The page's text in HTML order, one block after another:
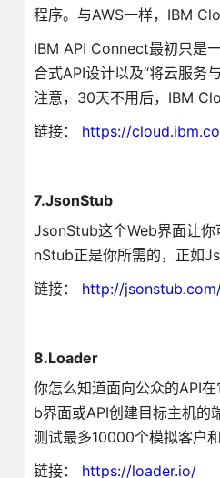
程序。与AWS一样，IBM
IBM API Connect最初只是
合式API设计以及“将云服
注意，30天不用后，IBM
链接： https://
7.JsonStub
JsonStub这个Web界面让你
nStub正是你所需的，正如
链接： http://
8.Loader
你怎么知道面向公众的API
b界面或API创建目标主机的
测试最多10000个模拟客户
链接： https://loader.io/